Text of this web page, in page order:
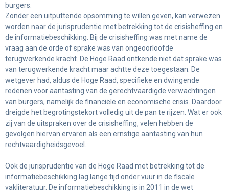
burgers.
Zonder een uitputtende opsomming te willen geven, kan verwezen
worden naar de jurisprudentie met betrekking tot de crisisheffing en
de informatiebeschikking. Bij de crisisheffing was met name de
vraag aan de orde of sprake was van ongeoorloofde
terugwerkende kracht. De Hoge Raad ontkende niet dat sprake was
van terugwerkende kracht maar achtte deze toegestaan. De
wetgever had, aldus de Hoge Raad, specifieke en dwingende
redenen voor aantasting van de gerechtvaardigde verwachtingen
van burgers, namelijk de financiële en economische crisis. Daardoor
dreigde het begrotingstekort volledig uit de pan te rijzen. Wat er ook
zij van de uitspraken over de crisisheffing, velen hebben de
gevolgen hiervan ervaren als een ernstige aantasting van hun
rechtvaardigheidsgevoel.
Ook de jurisprudentie van de Hoge Raad met betrekking tot de
informatiebeschikking lag lange tijd onder vuur in de fiscale
vakliteratuur. De informatiebeschikking is in 2011 in de wet